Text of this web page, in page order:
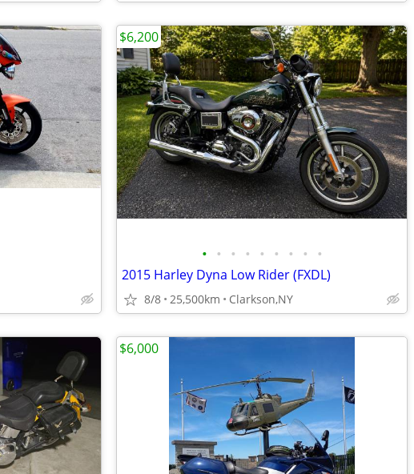
• • • • • • • • •
2015 Harley Dyna Low Rider (FXDL)
8/8 25,500km Clarkson,NY
$6,200
$6,000